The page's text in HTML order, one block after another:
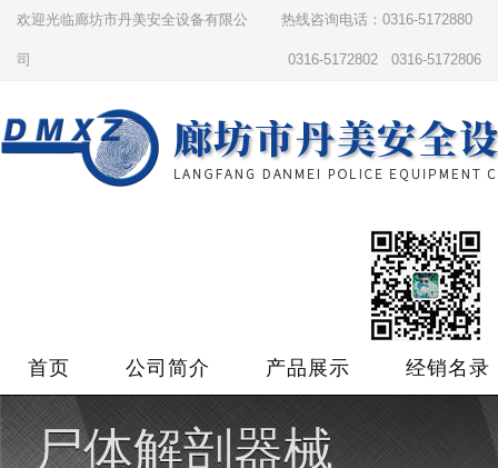
欢迎光临廊坊市丹美安全设备有限公
司
热线咨询电话：0316-5172880
0316-5172802 0316-5172806
首页 公司简介 产品展示 经销名录
尸体解剖器械